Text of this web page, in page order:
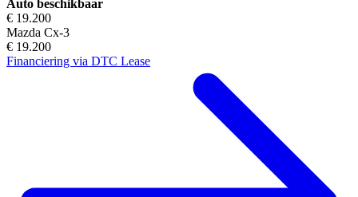
Auto beschikbaar
€ 19.200
Mazda Cx-3
€ 19.200
Financiering via DTC Lease